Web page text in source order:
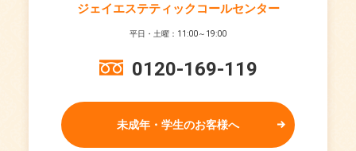
ジェイエステティックコールセンター
平日・土曜：11:00～19:00
0120-169-119
未成年・学生のお客様へ